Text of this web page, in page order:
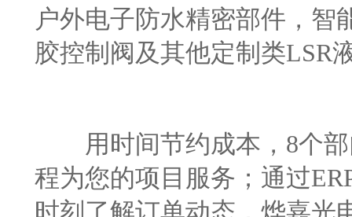
户外电子防水精密部件，智
胶控制阀及其他定制类LSR
用时间节约成本，8个部
程为您的项目服务；通过